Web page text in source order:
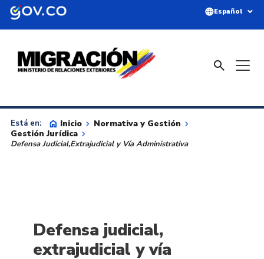
Saltar al contenido principal
languageEspañol expand_more
search
Está en: home Inicio keyboard_arrow_right Normativa y Gestión keyboard_arrow_right
Gestión Jurídica keyboard_arrow_right
Defensa Judicial,Extrajudicial y Vía Administrativa
Defensa judicial,
extrajudicial y vía